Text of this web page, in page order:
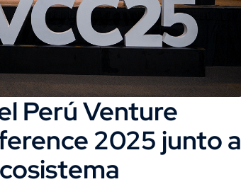
Perú Venture
2025 junto a